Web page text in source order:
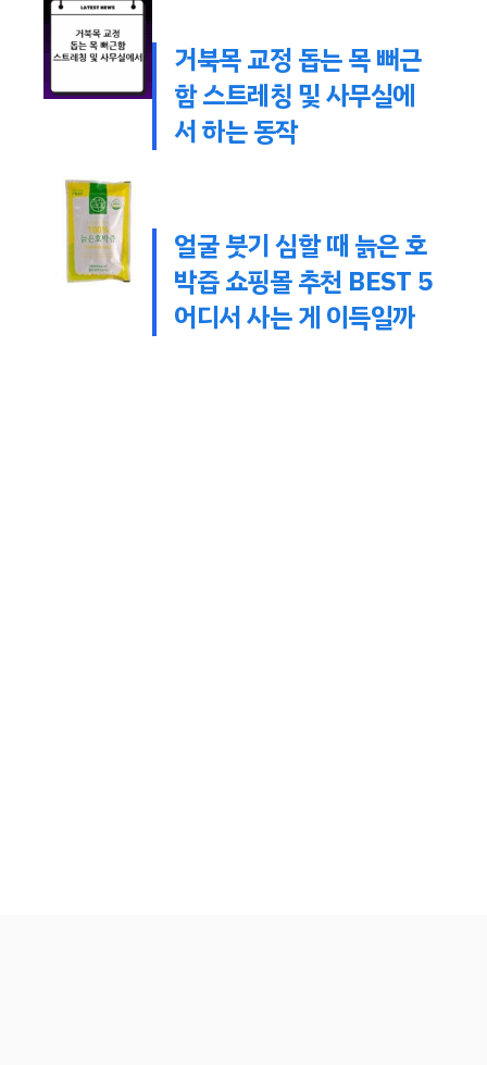
거북목 교정 돕는 목 뻐근
함 스트레칭 및 사무실에
서 하는 동작
얼굴 붓기 심할 때 늙은 호
박즙 쇼핑몰 추천 BEST 5
어디서 사는 게 이득일까